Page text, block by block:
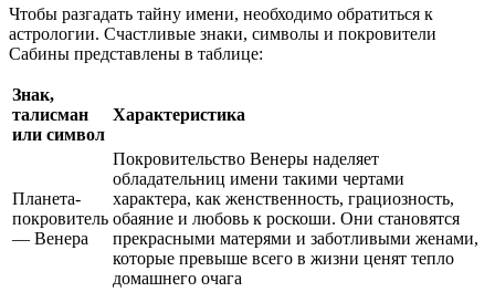
Чтобы разгадать тайну имени, необходимо обратиться к
астрологии. Счастливые знаки, символы и покровители
Сабины представлены в таблице:
Знак,
талисман
или символ
Характеристика
Планета-
покровитель
— Венера
Покровительство Венеры наделяет
обладательниц имени такими чертами
характера, как женственность, грациозность,
обаяние и любовь к роскоши. Они становятся
прекрасными матерями и заботливыми женами,
которые превыше всего в жизни ценят тепло
домашнего очага